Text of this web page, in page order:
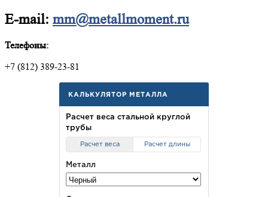
E-mail: mm@metallmoment.ru
Телефоны:
+7 (812) 389-23-81